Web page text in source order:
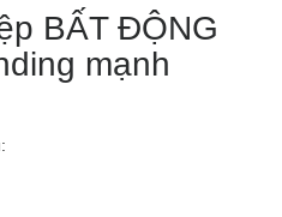
BẤT ĐỘNG
mạnh